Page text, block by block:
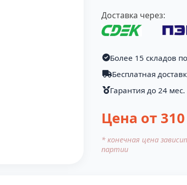
Доставка через:
Более 15 складов
Бесплатная
Гарантия до 24 мес.
Цена от 310
* конечная цена
партии